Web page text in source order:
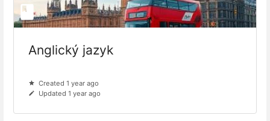
Anglický jazyk
Created 1 year ago
Updated 1 year ago